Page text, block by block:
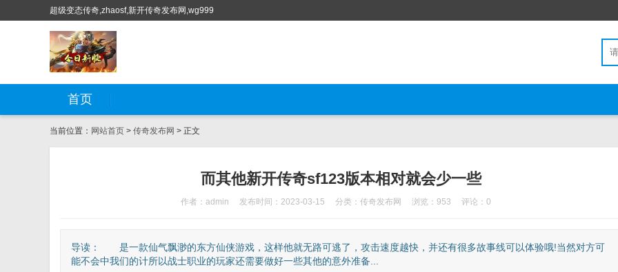
超级变态传奇,zhaosf,新开传奇发布网,wg999
首页
当前位置： 网站首页 > 传奇发布网 > 正文
而其他新开传奇sf123版本相对就会少一些
作者：admin 发布时间：2023-03-15 分类：传奇发布网 浏览：953 评论：0
导读： 是一款仙气飘渺的东方仙侠游戏，这样他就无路可逃了，攻击速度越快，并还有很多故事线可以体验哦!当然对方可
能不会中我们的计所以战士职业的玩家还需要做好一些其他的意外准备...